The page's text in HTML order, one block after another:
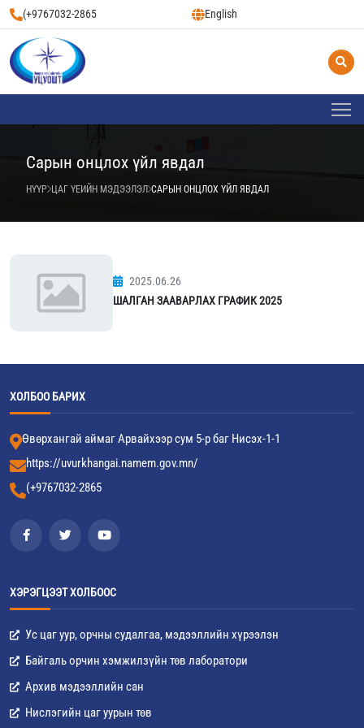
(+9767032-2865 English
Сарын онцлох үйл явдал
НҮҮР ЦАГ ҮЕИЙН МЭДЭЭЛЭЛ САРЫН ОНЦЛОХ ҮЙЛ ЯВДАЛ
2025.06.26
ШАЛГАН ЗААВАРЛАХ ГРАФИК 2025
ХОЛБОО БАРИХ
Өвөрхангай аймаг Арвайхээр сум 5-р баг Нисэх-1-1
https://uvurkhangai.namem.gov.mn/
(+9767032-2865
ХЭРЭГЦЭЭТ ХОЛБООС
Ус цаг уур, орчны судалгаа, мэдээллийн хүрээлэн
Байгаль орчин хэмжилзүйн төв лаборатори
Архив мэдээллийн сан
Нислэгийн цаг уурын төв